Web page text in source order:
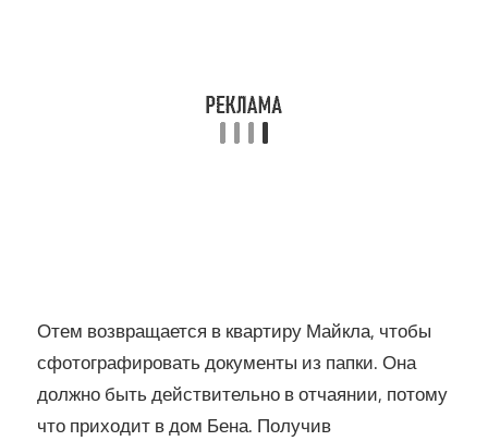
Отем возвращается в квартиру Майкла, чтобы
сфотографировать документы из папки. Она
должно быть действительно в отчаянии, потому
что приходит в дом Бена. Получив